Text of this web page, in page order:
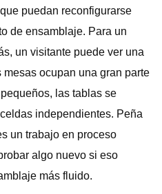
puedan reconfigurarse
de ensamblaje. Para un
un visitante puede ver una
ocupan una gran parte
las tablas se
independientes. Peña
un trabajo en proceso
algo nuevo si eso
más fluido.